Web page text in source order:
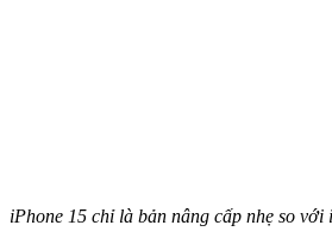
iPhone 15 chỉ là bản nâng cấp nhẹ so với